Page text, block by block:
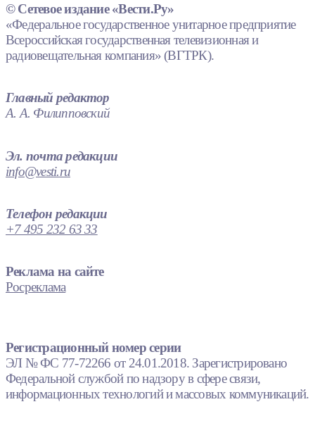
© Сетевое издание «Вести.Ру»
«Федеральное государственное унитарное предприятие
Всероссийская государственная телевизионная и
радиовещательная компания» (ВГТРК).
Главный редактор
А. А. Филипповский
Эл. почта редакции
info@vesti.ru
Телефон редакции
+7 495 232 63 33
Реклама на сайте
Росреклама
Регистрационный номер серии
ЭЛ № ФС 77-72266 от 24.01.2018. Зарегистрировано
Федеральной службой по надзору в сфере связи,
информационных технологий и массовых коммуникаций.